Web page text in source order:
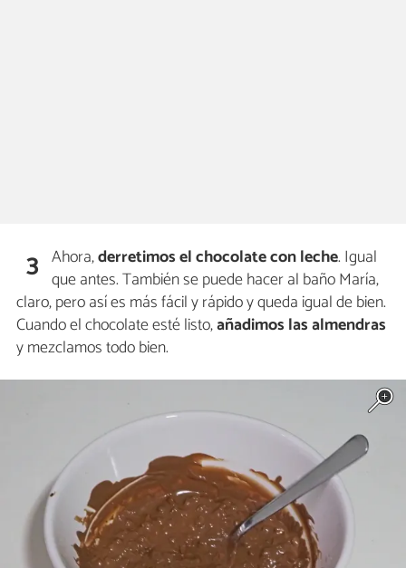
3 Ahora,derretimos el chocolate con leche. Igual
que antes. También se puede hacer al baño María,
claro, pero así es más fácil y rápido y queda igual de bien.
Cuando el chocolate esté listo,añadimos las almendras
y mezclamos todo bien.